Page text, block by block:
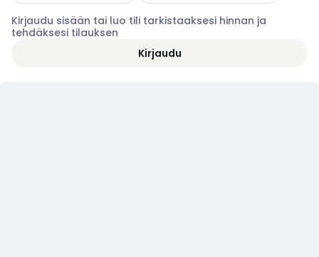
Kirjaudu sisään tai luo tili tarkistaaksesi hinnan ja
tehdäksesi tilauksen
Kirjaudu